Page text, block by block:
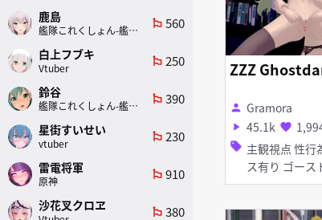
ZZZ
person Gramora
play_arrow 45.1k favorite
sell 主観視点 性行為有り ダン
ス有り ゴーストダンス し
っぽ タイツ・ストッキン
鹿島
艦隊これくしょん-艦これ-
emoji_flags 560
白上フブキ
Vtuber
emoji_flags 250
鈴谷
艦隊これくしょん-艦これ-
emoji_flags 390
星街すいせい
vtuber
emoji_flags 230
雷電将軍
原神
emoji_flags 910
沙花叉クロヱ emoji_flags 380